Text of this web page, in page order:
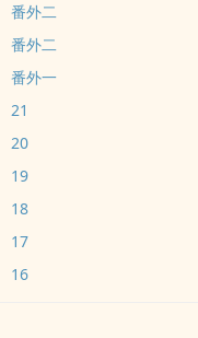
番外二
番外二
番外一
21
20
19
18
17
16